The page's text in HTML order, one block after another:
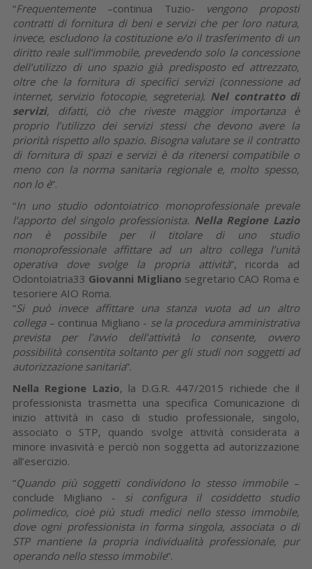
“Frequentemente–continua Tuzio- vengono proposti
contratti di fornitura di beni e servizi che per loro natura,
invece, escludono la costituzione e/o il trasferimento di un
diritto reale sull’immobile, prevedendo solo la concessione
dell’utilizzo di uno spazio già predisposto ed attrezzato,
oltre che la fornitura di specifici servizi (connessione ad
internet, servizio fotocopie, segreteria). Nel contratto di
servizi, difatti, ciò che riveste maggior importanza è
proprio l’utilizzo dei servizi stessi che devono avere la
priorità rispetto allo spazio. Bisogna valutare se il contratto
di fornitura di spazi e servizi è da ritenersi compatibile o
meno con la norma sanitaria regionale e, molto spesso,
non lo è”.
“In uno studio odontoiatrico monoprofessionale prevale
l’apporto del singolo professionista. Nella Regione Lazio
non è possibile per il titolare di uno studio
monoprofessionale affittare ad un altro collega l’unità
operativa dove svolge la propria attività”, ricorda ad
Odontoiatria33 Giovanni Migliano segretario CAO Roma e
tesoriere AIO Roma.
“Si può invece affittare una stanza vuota ad un altro
collega – continua Migliano - se la procedura amministrativa
prevista per l’avvio dell’attività lo consente, ovvero
possibilità consentita soltanto per gli studi non soggetti ad
autorizzazione sanitaria”.
Nella Regione Lazio, la D.G.R. 447/2015 richiede che il
professionista trasmetta una specifica Comunicazione di
inizio attività in caso di studio professionale, singolo,
associato o STP, quando svolge attività considerata a
minore invasività e perciò non soggetta ad autorizzazione
all’esercizio.
“Quando più soggetti condividono lo stesso immobile–
conclude Migliano - si configura il cosiddetto studio
polimedico, cioè più studi medici nello stesso immobile,
dove ogni professionista in forma singola, associata o di
STP mantiene la propria individualità professionale, pur
operando nello stesso immobile”.